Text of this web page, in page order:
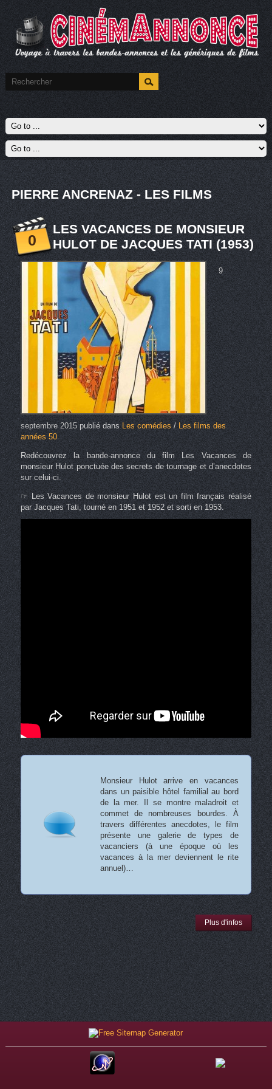
PIERRE ANCRENAZ - LES FILMS
0
LES VACANCES DE MONSIEUR
HULOT DE JACQUES TATI (1953)
9
septembre 2015publié dansLes comédies / Les films des
années 50
Redécouvrez la bande-annonce du film Les Vacances de
monsieur Hulot ponctuée des secrets de tournage et d’anecdotes
sur celui-ci.
☞ Les Vacances de monsieur Hulot est un film français réalisé
par Jacques Tati, tourné en 1951 et 1952 et sorti en 1953.
Monsieur Hulot arrive en vacances
dans un paisible hôtel familial au bord
de la mer. Il se montre maladroit et
commet de nombreuses bourdes. À
travers différentes anecdotes, le film
présente une galerie de types de
vacanciers (à une époque où les
vacances à la mer deviennent le rite
annuel)…
Plus d'infos